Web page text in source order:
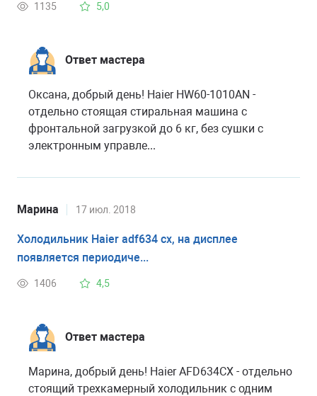
1135 5,0
Ответ мастера
Оксана, добрый день! Haier HW60-1010AN -
отдельно стоящая стиральная машина с
фронтальной загрузкой до 6 кг, без сушки с
электронным управле...
Марина 17 июл. 2018
Холодильник Haier adf634 cx, на дисплее
появляется периодиче...
1406 4,5
Ответ мастера
Марина, добрый день! Haier AFD634CX - отдельно
стоящий трехкамерный холодильник с одним